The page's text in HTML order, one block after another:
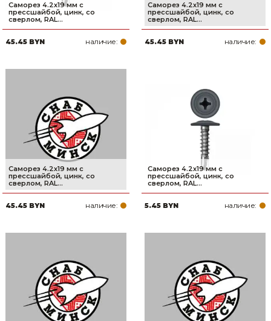
Саморез 4.2х19 мм с
прессшайбой, цинк, со
сверлом, RAL...
45.45 BYN наличие:
Саморез 4.2х19 мм с
прессшайбой, цинк, со
сверлом, RAL...
45.45 BYN наличие:
Саморез 4.2х19 мм с
прессшайбой, цинк, со
сверлом, RAL...
45.45 BYN наличие:
Саморез 4.2х19 мм с
прессшайбой, цинк, со
сверлом, RAL...
5.45 BYN наличие: